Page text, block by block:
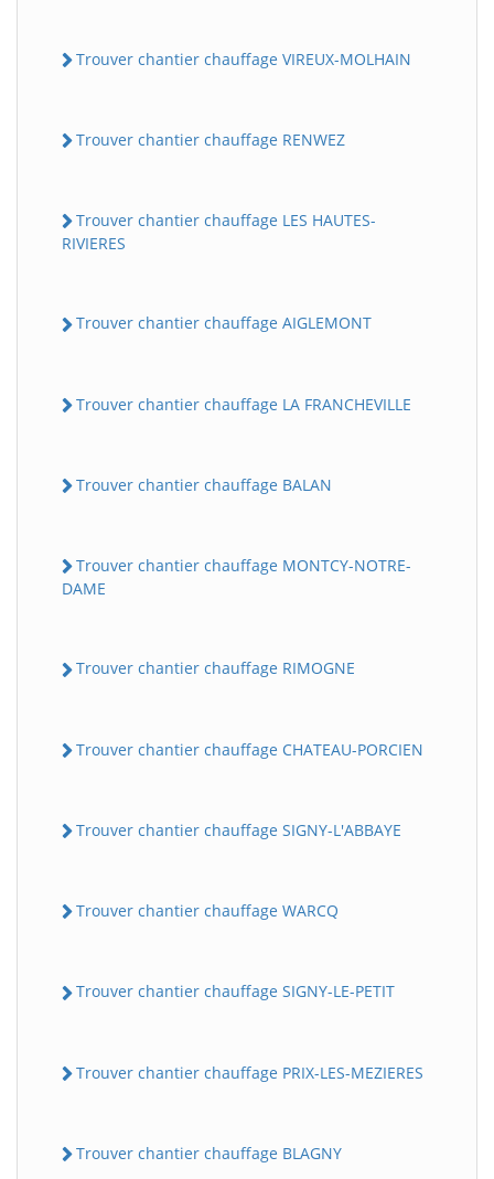
Trouver chantier chauffage VIREUX-MOLHAIN
Trouver chantier chauffage RENWEZ
Trouver chantier chauffage LES HAUTES-
RIVIERES
Trouver chantier chauffage AIGLEMONT
Trouver chantier chauffage LA FRANCHEVILLE
Trouver chantier chauffage BALAN
Trouver chantier chauffage MONTCY-NOTRE-
DAME
Trouver chantier chauffage RIMOGNE
Trouver chantier chauffage CHATEAU-PORCIEN
Trouver chantier chauffage SIGNY-L'ABBAYE
Trouver chantier chauffage WARCQ
Trouver chantier chauffage SIGNY-LE-PETIT
Trouver chantier chauffage PRIX-LES-MEZIERES
Trouver chantier chauffage BLAGNY